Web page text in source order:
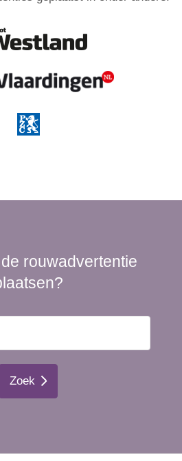
rouwadvertentie
Zoek